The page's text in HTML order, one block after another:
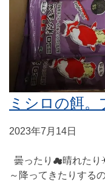
ミシロの餌。
2023年7月14日
曇ったり☁晴れた
～降ってきたりする